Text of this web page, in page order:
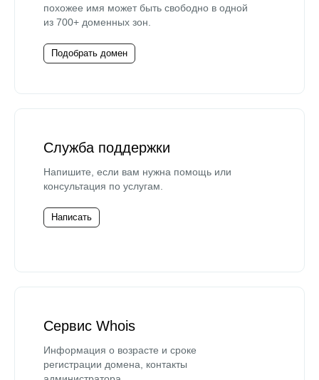
похожее имя может быть свободно в одной
из 700+ доменных зон.
Подобрать домен
Служба поддержки
Напишите, если вам нужна помощь или
консультация по услугам.
Написать
Сервис Whois
Информация о возрасте и сроке
регистрации домена, контакты